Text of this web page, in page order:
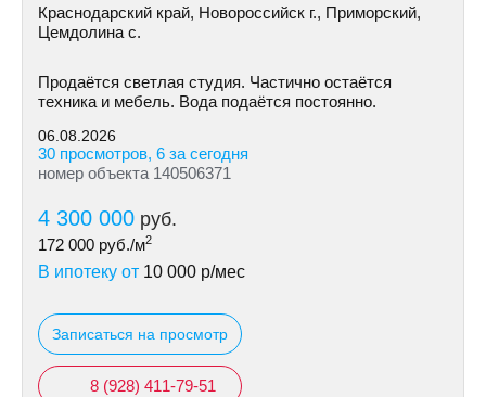
Краснодарский край, Новороссийск г., Приморский,
Цемдолина с.
Продаётся светлая студия. Частично остаётся
техника и мебель. Вода подаётся постоянно.
06.08.2026
30 просмотров, 6 за сегодня
номер объекта 140506371
4 300 000 руб.
172 000 руб./м2
В ипотеку от 10 000 р/мес
Записаться на просмотр
8 (928) 411-79-51